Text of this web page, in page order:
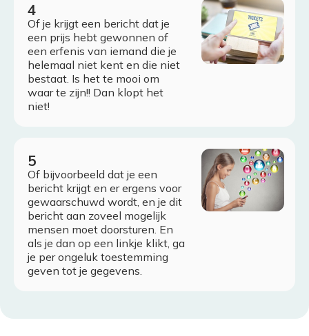
Of je krijgt een bericht dat je
een prijs hebt gewonnen of
een erfenis van iemand die je
helemaal niet kent en die niet
bestaat. Is het te mooi om
waar te zijn!! Dan klopt het
niet!
Of bijvoorbeeld dat je een
bericht krijgt en er ergens voor
gewaarschuwd wordt, en je dit
bericht aan zoveel mogelijk
mensen moet doorsturen. En
als je dan op een linkje klikt, ga
je per ongeluk toestemming
geven tot je gegevens.